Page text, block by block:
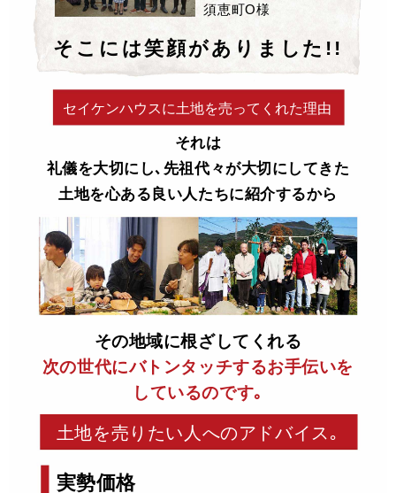
須恵町O様
そこには笑顔がありました!!
セイケンハウスに土地を売ってくれた理由
それは
礼儀を大切にし､先祖代々が大切にしてきた
土地を心ある良い人たちに紹介するから
その地域に根ざしてくれる
次の世代にバトンタッチするお手伝いを
しているのです｡
土地を売りたい人へのアドバイス｡
実勢価格